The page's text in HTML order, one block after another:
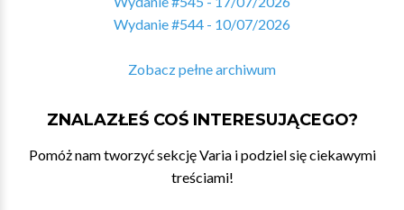
Wydanie #544 - 10/07/2026
Zobacz pełne archiwum
ZNALAZŁEŚ COŚ INTERESUJĄCEGO?
Pomóż nam tworzyć sekcję Varia i podziel się ciekawymi
treściami!